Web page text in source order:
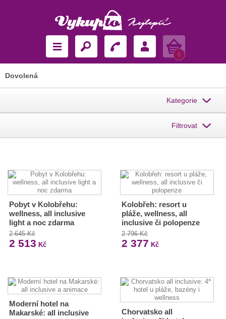
Košík
0
Dovolená
Kategorie
Filtrovat
Pobyt v Kolobřehu:
wellness, all inclusive
light a noc zdarma
2 645 Kč
2 513 Kč
Kolobřeh: resort u
pláže, wellness, all
inclusive či polopenze
2 796 Kč
2 377 Kč
Moderní hotel na
Makarské: all inclusive
Chorvatsko all